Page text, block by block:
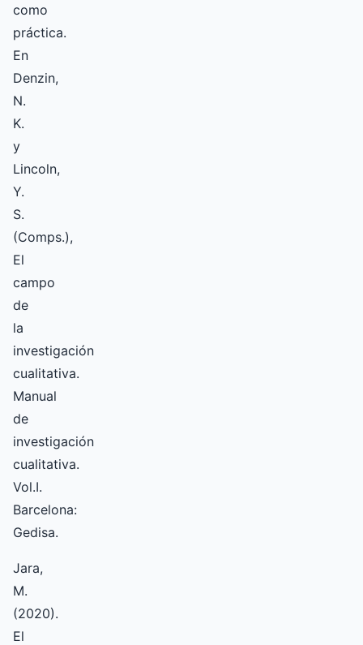
como
práctica.
En
Denzin,
N.
K.
y
Lincoln,
Y.
S.
(Comps.),
El
campo
de
la
investigación
cualitativa.
Manual
de
investigación
cualitativa.
Vol.I.
Barcelona:
Gedisa.
Jara,
M.
(2020).
El